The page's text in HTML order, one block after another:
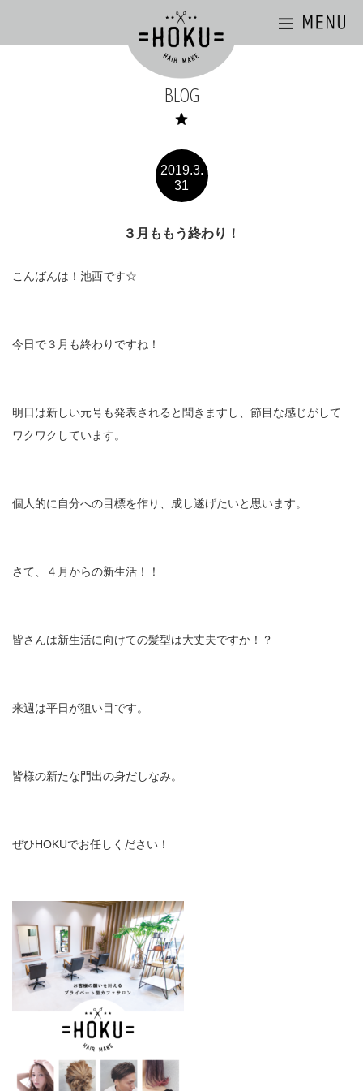
BLOG
2019.3.
31
３月ももう終わり！
こんばんは！池西です☆
今日で３月も終わりですね！
明日は新しい元号も発表されると聞きますし、節目な感じがして
ワクワクしています。
個人的に自分への目標を作り、成し遂げたいと思います。
さて、４月からの新生活！！
皆さんは新生活に向けての髪型は大丈夫ですか！？
来週は平日が狙い目です。
皆様の新たな門出の身だしなみ。
ぜひHOKUでお任しください！